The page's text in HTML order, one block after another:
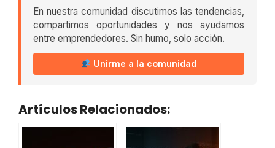
En nuestra comunidad discutimos las tendencias,
compartimos oportunidades y nos ayudamos
entre emprendedores. Sin humo, solo acción.
Unirme a la comunidad
Artículos Relacionados: